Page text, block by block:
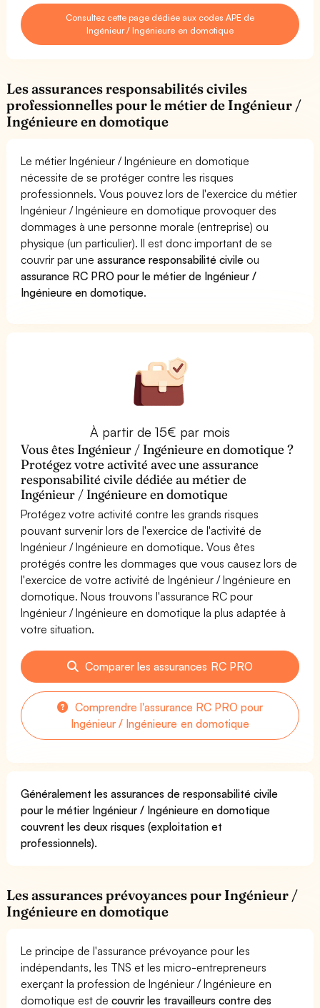
Consultez cette page dédiée aux codes APE de
Ingénieur / Ingénieure en domotique
Les assurances responsabilités civiles
professionnelles pour le métier de Ingénieur /
Ingénieure en domotique
Le métier Ingénieur / Ingénieure en domotique
nécessite de se protéger contre les risques
professionnels. Vous pouvez lors de l'exercice du métier
Ingénieur / Ingénieure en domotique provoquer des
dommages à une personne morale (entreprise) ou
physique (un particulier). Il est donc important de se
couvrir par uneassurance responsabilité civile ou
assurance RC PRO pour le métier de Ingénieur /
Ingénieure en domotique.
À partir de 15€ par mois
Vous êtes Ingénieur / Ingénieure en domotique ?
Protégez votre activité avec une assurance
responsabilité civile dédiée au métier de
Ingénieur / Ingénieure en domotique
Protégez votre activité contre les grands risques
pouvant survenir lors de l'exercice de l'activité de
Ingénieur / Ingénieure en domotique. Vous êtes
protégés contre les dommages que vous causez lors de
l'exercice de votre activité de Ingénieur / Ingénieure en
domotique. Nous trouvons l'assurance RC pour
Ingénieur / Ingénieure en domotique la plus adaptée à
votre situation.
Comparer les assurances RC PRO
Comprendre l'assurance RC PRO pour
Ingénieur / Ingénieure en domotique
Généralement les assurances de responsabilité civile
pour le métier Ingénieur / Ingénieure en domotique
couvrent les deux risques (exploitation et
professionnels).
Les assurances prévoyances pour Ingénieur /
Ingénieure en domotique
Le principe de l'assurance prévoyance pour les
indépendants, les TNS et les micro-entrepreneurs
exerçant la profession de Ingénieur / Ingénieure en
domotique est decouvrir les travailleurs contre des